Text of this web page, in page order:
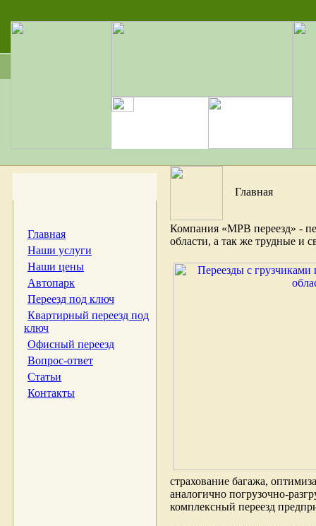
Главная
Наши услуги
Наши цены
Автопарк
Переезд под ключ
Квартирный переезд под
ключ
Офисный переезд
Вопрос-ответ
Статьи
Контакты
Главная
Компания «МРВ переезд» -
области, а так же трудные и
страхование багажа,
аналогично погрузочно-
комплексный переезд